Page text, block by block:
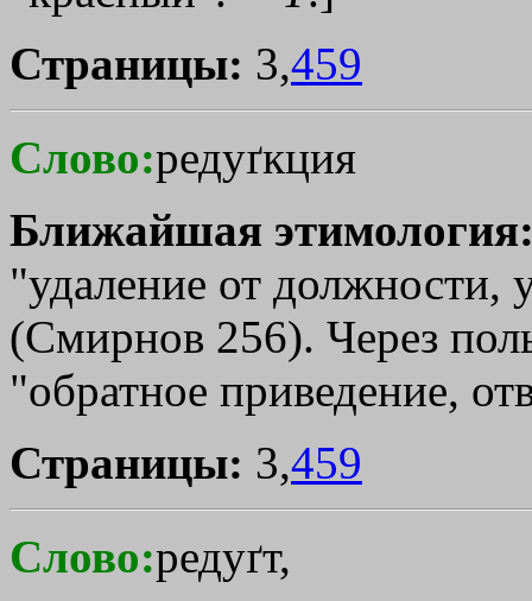
Страницы: 3,459
Слово:редуґкция
Ближайшая
"удаление от должности,
(Смирнов 256). Через
"обратное приведение,
Страницы: 3,459
Слово:редуґт,